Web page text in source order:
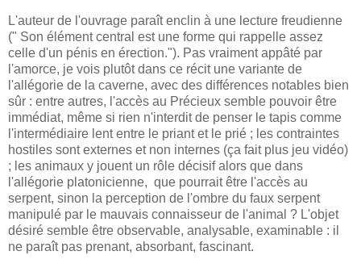
L'auteur de l'ouvrage paraît enclin à une lecture freudienne
(" Son élément central est une forme qui rappelle assez
celle d'un pénis en érection."). Pas vraiment appâté par
l'amorce, je vois plutôt dans ce récit une variante de
l'allégorie de la caverne, avec des différences notables bien
sûr : entre autres, l'accès au Précieux semble pouvoir être
immédiat, même si rien n'interdit de penser le tapis comme
l'intermédiaire lent entre le priant et le prié ; les contraintes
hostiles sont externes et non internes (ça fait plus jeu vidéo)
; les animaux y jouent un rôle décisif alors que dans
l'allégorie platonicienne, que pourrait être l'accès au
serpent, sinon la perception de l'ombre du faux serpent
manipulé par le mauvais connaisseur de l'animal ? L'objet
désiré semble être observable, analysable, examinable : il
ne paraît pas prenant, absorbant, fascinant.